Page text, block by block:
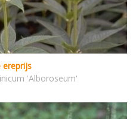
ereprijs
'Alboroseum'